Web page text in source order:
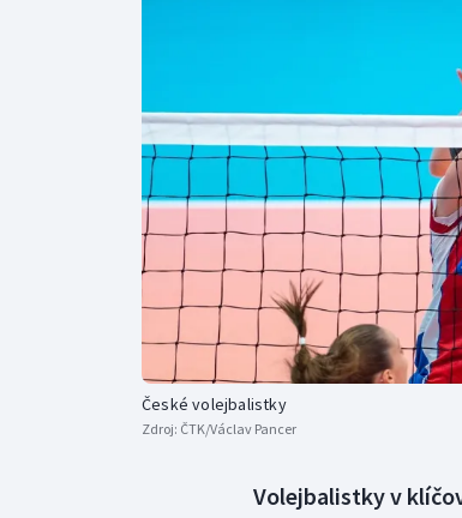
Florbal
Futsal
Golf
České volejbalistky
Zdroj: ČTK/Václav Pancer
Volejbalistky v